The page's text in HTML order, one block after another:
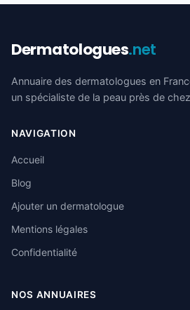
Dermatologues.net
Annuaire des dermatologues en
un spécialiste de la peau près de
NAVIGATION
Accueil
Blog
Ajouter un dermatologue
Mentions légales
Confidentialité
NOS ANNUAIRES